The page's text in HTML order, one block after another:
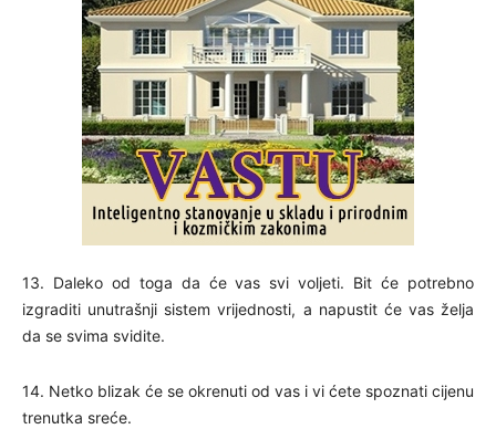
13. Daleko od toga da će vas svi voljeti. Bit će potrebno
izgraditi unutrašnji sistem vrijednosti, a napustit će vas želja
da se svima svidite.
14. Netko blizak će se okrenuti od vas i vi ćete spoznati cijenu
trenutka sreće.